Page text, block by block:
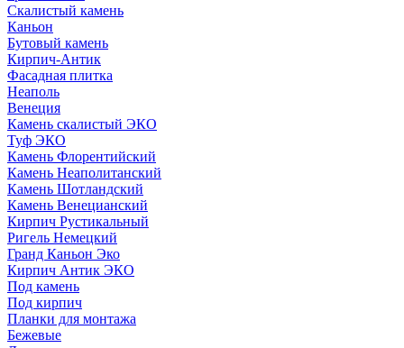
Скалистый камень
Каньон
Бутовый камень
Кирпич-Антик
Фасадная плитка
Неаполь
Венеция
Камень скалистый ЭКО
Туф ЭКО
Камень Флорентийский
Камень Неаполитанский
Камень Шотландский
Камень Венецианский
Кирпич Рустикальный
Ригель Немецкий
Гранд Каньон Эко
Кирпич Антик ЭКО
Под камень
Под кирпич
Планки для монтажа
Бежевые